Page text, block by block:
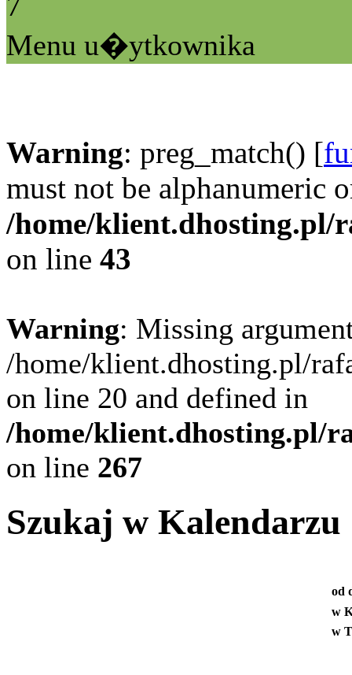
Menu u�ytkownika
Warning: preg_match() [
must not be alphanumeric
/home/klient.dhosting.pl/
on line 43
Warning: Missing
/home/klient.dhosting.pl/
on line 20 and defined in
/home/klient.dhosting.pl/
on line 267
Szukaj w Kalendarzu
od
w
w